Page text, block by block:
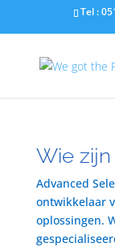
Tel :
Wie zijn
Advanced
ontwikkelaar
oplossingen.